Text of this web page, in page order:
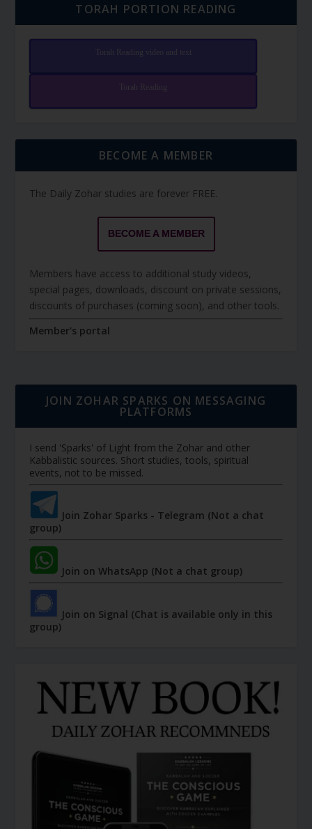
TORAH PORTION READING
Torah Reading video and text
Torah Reading
BECOME A MEMBER
The Daily Zohar studies are forever FREE.
BECOME A MEMBER
Members have access to additional study videos,
special pages, downloads, discount on private sessions,
discounts of purchases (coming soon), and other tools.
Member's portal
JOIN ZOHAR SPARKS ON MESSAGING
PLATFORMS
I send 'Sparks' of Light from the Zohar and other
Kabbalistic sources. Short studies, tools, spiritual
events, not to be missed.
Join Zohar Sparks - Telegram (Not a chat
group)
Join on WhatsApp (Not a chat group)
Join on Signal (Chat is available only in this
group)